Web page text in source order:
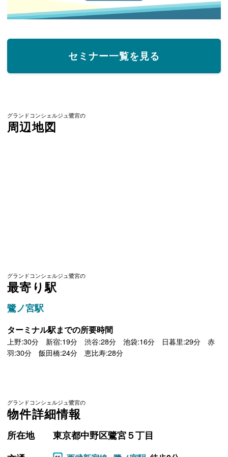
セミナー一覧を見る
グランドコンシェルジュ鷺宮の
周辺地図
グランドコンシェルジュ鷺宮の
最寄り駅
鷺ノ宮駅
ターミナル駅までの所要時間
上野:30分 新宿:19分 渋谷:28分 池袋:16分 日暮里:29分 赤
羽:30分 飯田橋:24分 恵比寿:28分
グランドコンシェルジュ鷺宮の
物件詳細情報
所在地
東京都中野区鷺宮５丁目